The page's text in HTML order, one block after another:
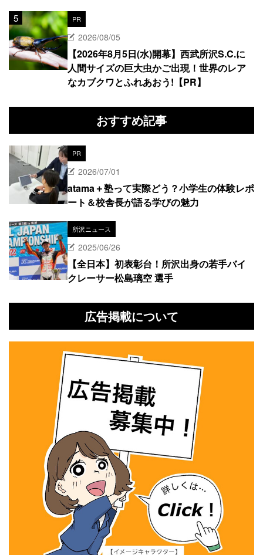
PR
2026/08/05
【2026年8月5日(水)開幕】西武所沢S.C.に
人間サイズの巨大虫かご出現！世界のレア
なカブクワとふれあおう!【PR】
おすすめ記事
PR
2026/07/01
atama＋塾って実際どう？小学生の体験レポ
ート＆校舎長が語る学びの魅力
所沢ニュース
2025/06/26
【全日本】初表彰台！所沢出身の若手バイ
クレーサー松島璃空 選手
広告掲載について